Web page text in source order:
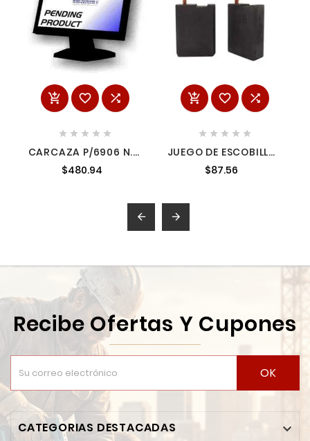
  
    
CARCAZA P/6906 N.R.
1594141
$480.94
  
    
JUEGO DE ESCOBILLAS
DE CARBON CB-218
P/HM 1971284
$87.56
 
Recibe Ofertas Y Cupones
OK
CATEGORIAS DESTACADAS 